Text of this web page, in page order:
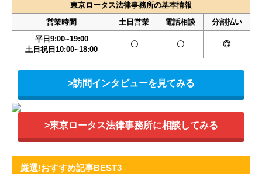
東京ロータス法律事務所の基本情報
営業時間
土日営業 電話相談
分割払い
平日9:00~19:00
土日祝日10:00~18:00
〇 〇 ◎
>訪問インタビューを見てみる
>東京ロータス法律事務所に相談してみる
厳選!おすすめ記事BEST3